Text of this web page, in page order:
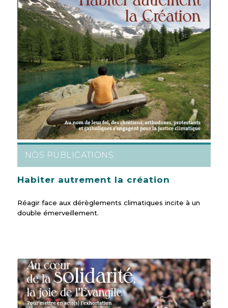
NOS PUBLICATIONS
Habiter autrement la création
Réagir face aux dérèglements climatiques incite à un
double émerveillement.